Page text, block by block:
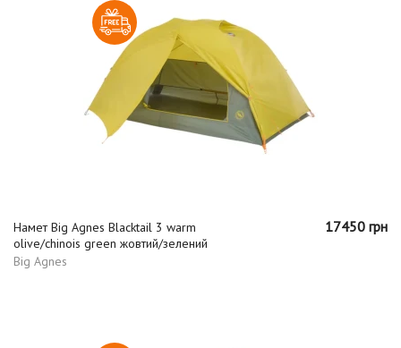
Намет Big Agnes Blacktail 3 warm
olive/chinois green жовтий/зелений
Big Agnes
17450 грн